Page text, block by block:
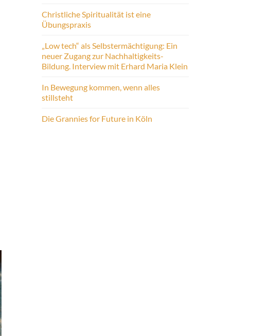
Christliche Spiritualität ist eine
Übungspraxis
„Low tech“ als Selbstermächtigung: Ein
neuer Zugang zur Nachhaltigkeits-
Bildung. Interview mit Erhard Maria Klein
In Bewegung kommen, wenn alles
stillsteht
Die Grannies for Future in Köln